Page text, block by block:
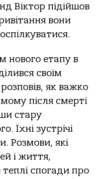
Віктор підійшов
вони
нового етапу в
своїм
як важко
після смерті
стару
Їхні зустрічі
Розмови, які
і життя,
спогади про